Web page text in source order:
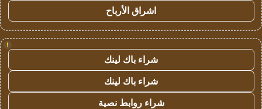
اشراق الأرباح
!
شراء باك لينك
شراء باك لينك
شراء روابط نصية